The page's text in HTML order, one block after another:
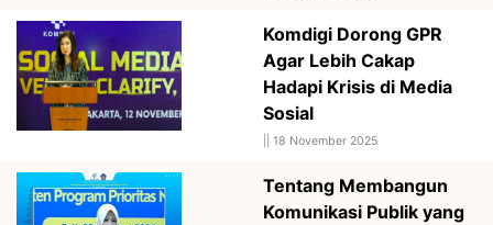
Komdigi Dorong GPR
Agar Lebih Cakap
Hadapi Krisis di Media
Sosial
18 November 2025
Tentang Membangun
Komunikasi Publik yang